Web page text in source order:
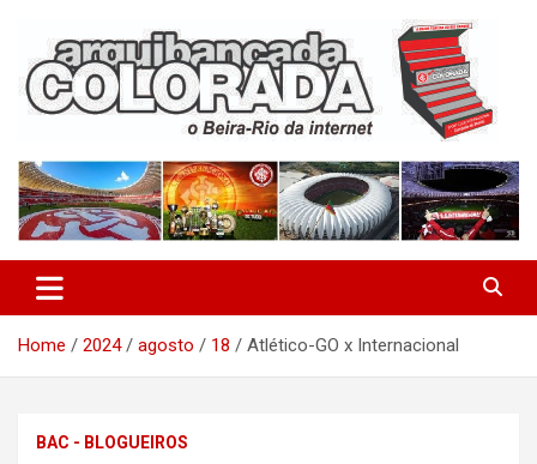
content
Arquibancada Colorada
Home 2024 agosto 18 Atlético-GO x Internacional
BAC - BLOGUEIROS